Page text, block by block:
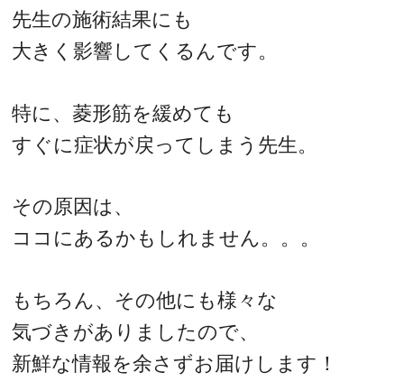
先生の施術結果にも
大きく影響してくるんです。
特に、菱形筋を緩めても
すぐに症状が戻ってしまう先生。
その原因は、
ココにあるかもしれません。。。
もちろん、その他にも様々な
気づきがありましたので、
新鮮な情報を余さずお届けします！